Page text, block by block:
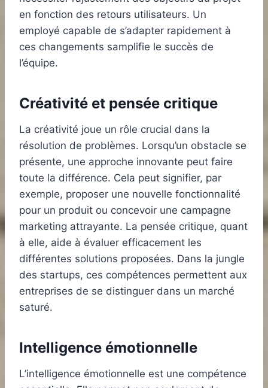
en fonction des retours utilisateurs. Un
employé capable de s’adapter rapidement à
ces changements samplifie le succès de
l’équipe.
Créativité et pensée critique
La créativité joue un rôle crucial dans la
résolution de problèmes. Lorsqu’un obstacle se
présente, une approche innovante peut faire
toute la différence. Cela peut signifier, par
exemple, proposer une nouvelle fonctionnalité
pour un produit ou concevoir une campagne
marketing attrayante. La pensée critique, quant
à elle, aide à évaluer efficacement les
différentes solutions proposées. Dans la jungle
des startups, ces compétences permettent aux
entreprises de se distinguer dans un marché
saturé.
Intelligence émotionnelle
L’intelligence émotionnelle est une compétence